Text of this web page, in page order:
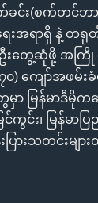
း
ခင်း(စက်တင်ဘာ
ေးအရာရှိ နဲ့ တရု
းတွေ့ဆုံဖို့ အကြို
၇၀) ကျော်အဖမ်
မြန်မာဒီမိုကရ
ကွင်း၊ မြန်မာပ
ပြားသတင်းမျ